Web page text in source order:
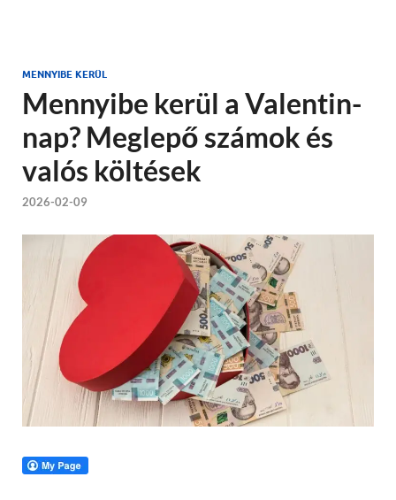
MENNYIBE KERÜL
Mennyibe kerül a Valentin-
nap? Meglepő számok és
valós költések
2026-02-09